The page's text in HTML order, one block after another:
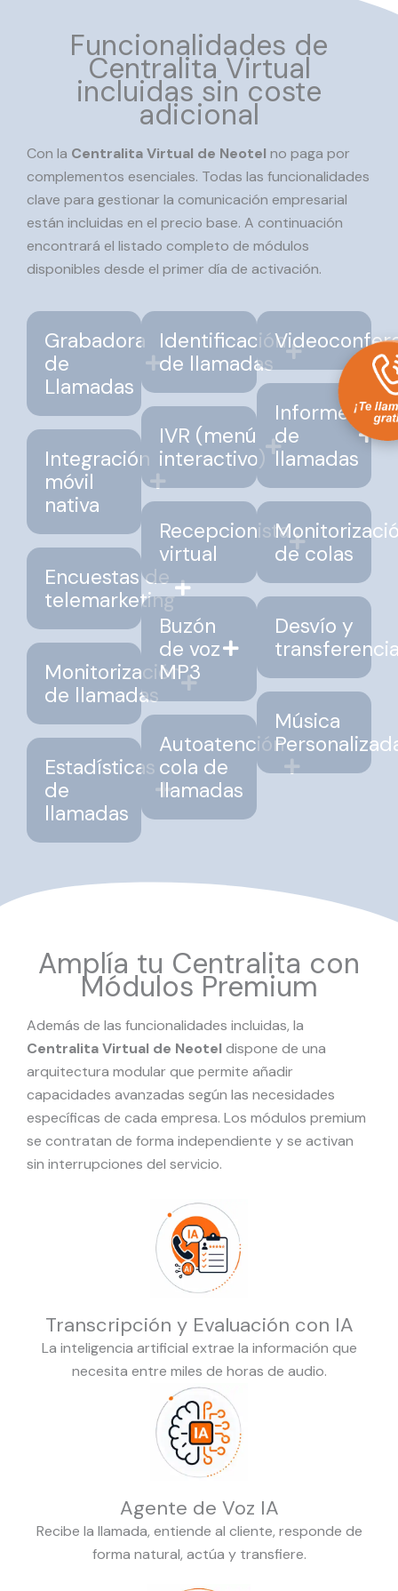
Funcionalidades de
Centralita Virtual
incluidas sin coste
adicional
Con la Centralita Virtual de Neotel no paga por
complementos esenciales. Todas las funcionalidades
clave para gestionar la comunicación empresarial
están incluidas en el precio base. A continuación
encontrará el listado completo de módulos
disponibles desde el primer día de activación.
Grabadora
de
Llamadas
Integración
móvil
nativa
Encuestas de
telemarketing
Monitorización
de llamadas
Estadísticas
de
llamadas
Identificación
de llamadas
IVR (menú
interactivo)
Recepcionista
virtual
Buzón
de voz
MP3
Autoatención
cola de
llamadas
Informes
de
llamadas
de colas
Desvío y
Música
Amplía tu Centralita con
Módulos Premium
Además de las funcionalidades incluidas, la
Centralita Virtual de Neoteldispone de una
arquitectura modular que permite añadir
capacidades avanzadas según las necesidades
específicas de cada empresa. Los módulos premium
se contratan de forma independiente y se activan
sin interrupciones del servicio.
Transcripción y Evaluación con IA
La inteligencia artificial extrae la información que
necesita entre miles de horas de audio.
Agente de Voz IA
Recibe la llamada, entiende al cliente, responde de
forma natural, actúa y transfiere.